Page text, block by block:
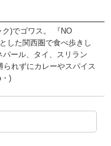
)でゴワス。 『NO
した関西圏で食べ歩きし
ール、タイ、スリラン
れずにカレーやスパイス
)